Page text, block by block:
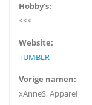
Hobby's:
<<<
Website:
TUMBLR
Vorige namen:
xAnneS, AppareI